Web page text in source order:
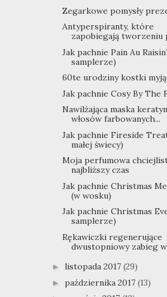
Zegarkowe pomysły
Antyperspiranty, które
zapobiegają tworzeniu
Jak pachnie Pain Au
samplerze)
60te urodziny kostki
Jak pachnie Cosy By The
Nawilżająca maska
włosów farbowanych...
Jak pachnie Fireside
małej świecy)
Moja perfumowa
najbliższy czas
Jak pachnie Christmas
(w wosku)
Jak pachnie Christmas
samplerze)
Rękawiczki regenerujące
dwustopniowy zabieg
► listopada 2017 (29)
► października 2017 (13)